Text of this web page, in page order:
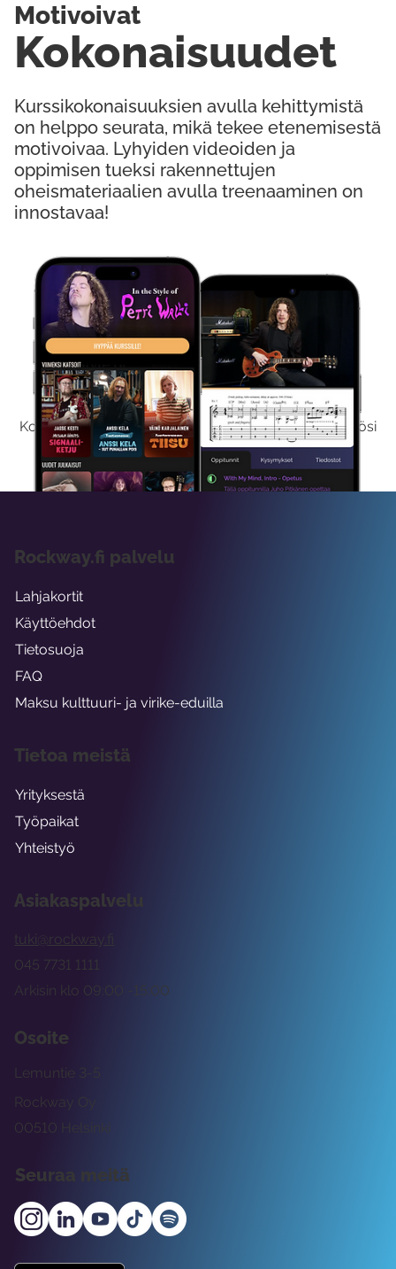
Kokeile Ilmaiseksi
Kokeilemalla ilmaiseksi saat koko sisältömme käyttöösi
viikon ajaksi.
Kurssikokonaisuuksien avulla kehittymistä
on helppo seurata, mikä tekee etenemisestä
motivoivaa. Lyhyiden videoiden ja
oppimisen tueksi rakennettujen
oheismateriaalien avulla treenaaminen on
innostavaa!
Kokonaisuudet
Motivoivat
Asiakaspalvelu
tuki@rockway.fi
Arkisin klo 09:00 -15:00
045 7731 1111
Osoite
Rockway Oy
Lemuntie 3-5
00510 Helsinki
Seuraa meitä
Rockway.fi palvelu
Lahjakortit
Käyttöehdot
Tietosuoja
FAQ
Maksu kulttuuri- ja virike-eduilla
Tietoa meistä
Yrityksestä
Työpaikat
Yhteistyö